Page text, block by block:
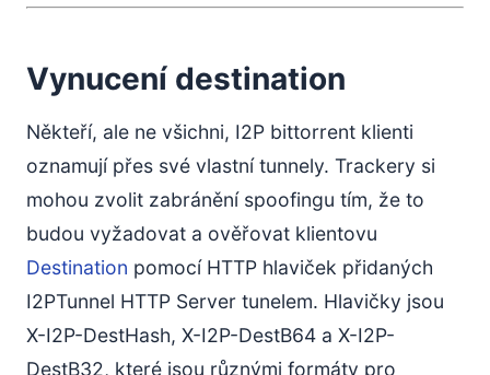
Vynucení destination
Někteří, ale ne všichni, I2P bittorrent klienti
oznamují přes své vlastní tunnely. Trackery si
mohou zvolit zabránění spoofingu tím, že to
budou vyžadovat a ověřovat klientovu
Destination pomocí HTTP hlaviček přidaných
I2PTunnel HTTP Server tunelem. Hlavičky jsou
X-I2P-DestHash, X-I2P-DestB64 a X-I2P-
DestB32, které jsou různými formáty pro